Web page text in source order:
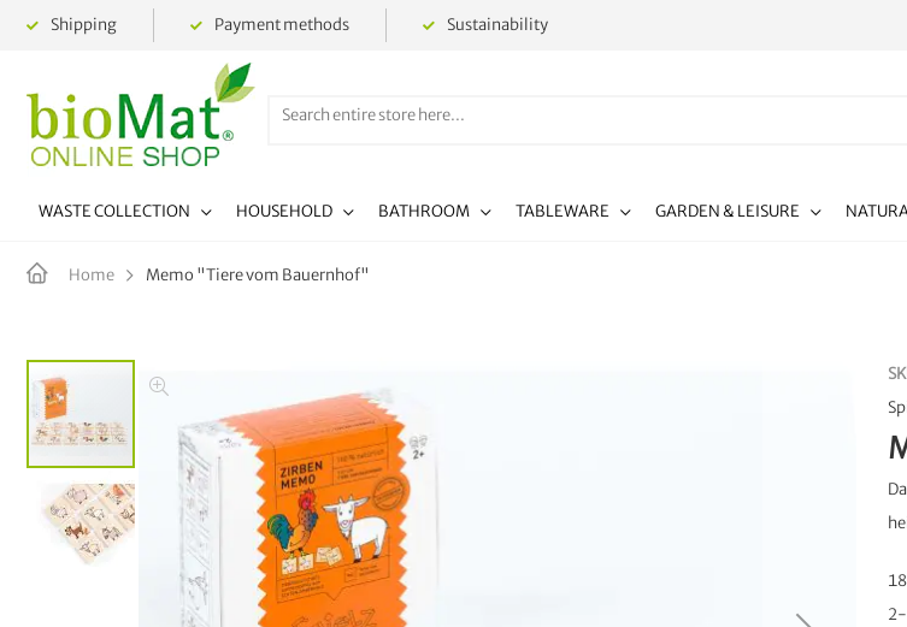
Shipping Payment methods Sustainability
WASTE COLLECTION HOUSEHOLD BATHROOM TABLEWARE GARDEN & LEISURE
Home Memo "Tiere vom Bauernhof"